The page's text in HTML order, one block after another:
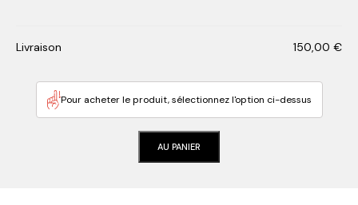
Livraison 150,00 €
Pour acheter le produit, sélectionnez l'option ci-dessus
AU PANIER